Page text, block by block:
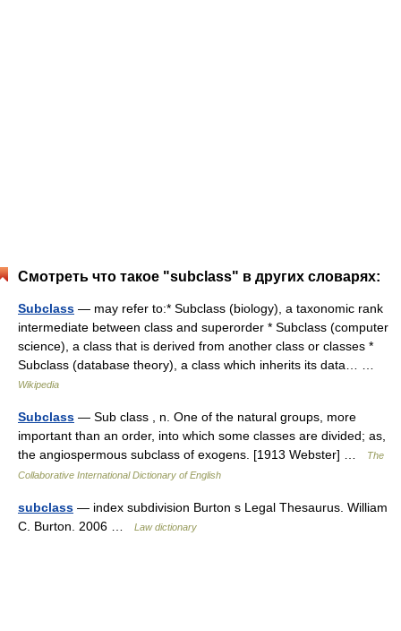
Смотреть что такое "subclass" в других словарях:
Subclass — may refer to:* Subclass (biology), a taxonomic rank
intermediate between class and superorder * Subclass (computer
science), a class that is derived from another class or classes *
Subclass (database theory), a class which inherits its data… …
Wikipedia
Subclass — Sub class , n. One of the natural groups, more
important than an order, into which some classes are divided; as,
the angiospermous subclass of exogens. [1913 Webster] …
The
Collaborative International Dictionary of English
subclass — index subdivision Burton s Legal Thesaurus. William
C. Burton. 2006 …
Law dictionary